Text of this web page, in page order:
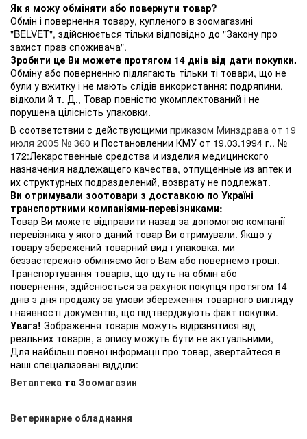
Як я можу обміняти або повернути товар?
Обмін і повернення товару, купленого в зоомагазині
"BELVET", здійснюється тільки відповідно до "Закону про
захист прав споживача".
Зробити це Ви можете протягом 14 днів від дати покупки.
Обміну або поверненню підлягають тільки ті товари, що не
були у вжитку і не мають слідів використання: подряпини,
відколи й т. Д., Товар повністю укомплектований і не
порушена цілісність упаковки.
В соответствии с действующими приказом Минздрава от 19
июля 2005 № 360 и Постановлении КМУ от 19.03.1994 г.. №
172:Лекарственные средства и изделия медицинского
назначения надлежащего качества, отпущенные из аптек и
их структурных подразделений, возврату не подлежат.
Ви отримували зоотовари з доставкою по Україні
транспортними компаніями-перевізниками:
Товар Ви можете відправити назад за допомогою компанії
перевізника у якого даний товар Ви отримували. Якщо у
товару збережений товарний вид і упаковка, ми
беззастережно обміняємо його Вам або повернемо гроші.
Транспортування товарів, що їдуть на обмін або
повернення, здійснюється за рахунок покупця протягом 14
днів з дня продажу за умови збереження товарного вигляду
і наявності документів, що підтверджують факт покупки.
Увага! Зображення товарів можуть відрізнятися від
реальних товарів, а опису можуть бути не актуальними,
Для найбільш повної інформації про товар, звертайтеся в
наші спеціалізовані відділи:
Ветаптека та Зоомагазин
Ветеринарне обладнання